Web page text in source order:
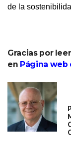
de la
Gracias por
en Página web